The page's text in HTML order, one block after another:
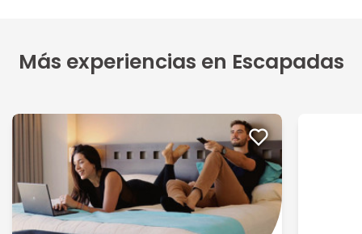
Más experiencias en Escapadas